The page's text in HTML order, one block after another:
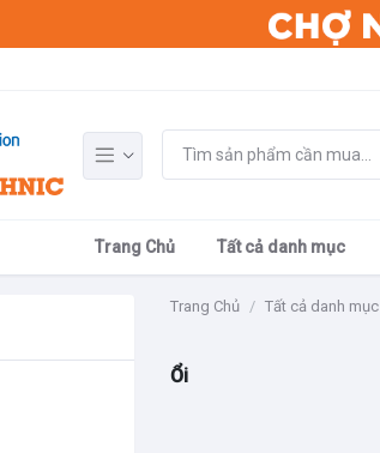
Trang Chủ Tất cả danh mục
Trang Chủ Tất cả danh mục
Ổi